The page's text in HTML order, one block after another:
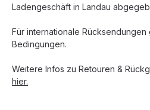
Ladengeschäft in Landau
Für internationale
Bedingungen.
Weitere Infos zu Retouren &
hier.